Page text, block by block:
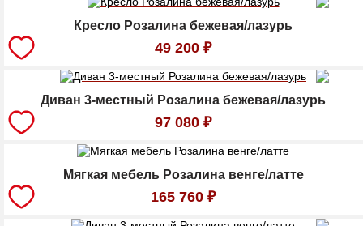
Кресло Розалина бежевая/лазурь
49 200 ₽
Диван 3-местный Розалина бежевая/лазурь
97 080 ₽
Мягкая мебель Розалина венге/латте
165 760 ₽